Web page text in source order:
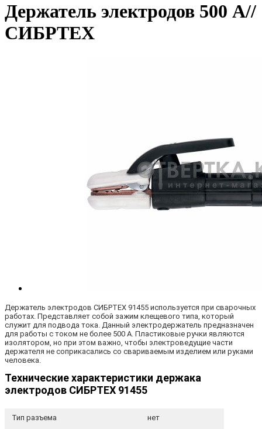
Держатель электродов 500 А//
СИБРТЕХ
Держатель электродов СИБРТЕХ 91455 используется при сварочных
работах. Представляет собой зажим клещевого типа, который
служит для подвода тока. Данный электродержатель предназначен
для работы с током не более 500 А. Пластиковые ручки являются
изолятором, но при этом важно, чтобы электроведущие части
держателя не соприкасались со свариваемым изделием или руками
человека.
Технические характеристики держака
электродов СИБРТЕХ 91455
Тип разъема нет